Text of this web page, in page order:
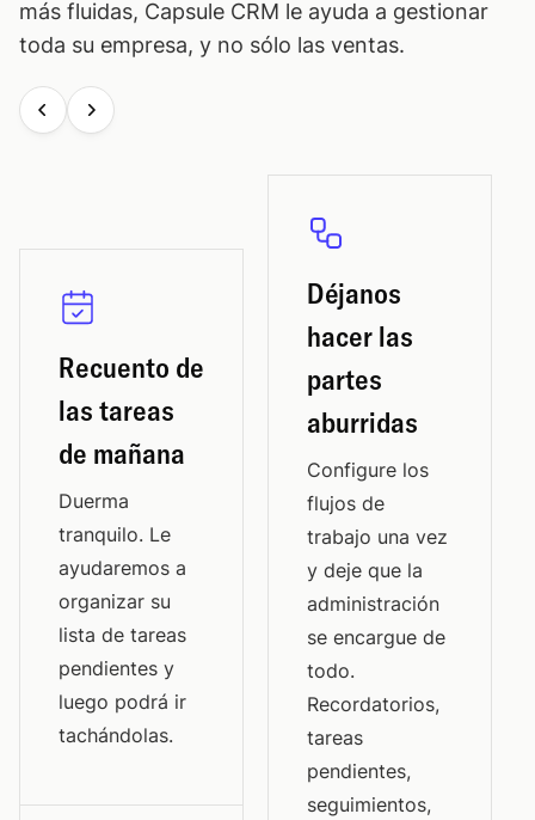
más fluidas, Capsule CRM le ayuda a gestionar
toda su empresa, y no sólo las ventas.
Recuento de
las tareas
de mañana
Duerma
tranquilo. Le
ayudaremos a
organizar su
lista de tareas
pendientes y
luego podrá ir
tachándolas.
Déjanos
hacer las
partes
aburridas
Configure los
flujos de
trabajo una vez
y deje que la
administración
se encargue de
todo.
Recordatorios,
tareas
pendientes,
seguimientos,